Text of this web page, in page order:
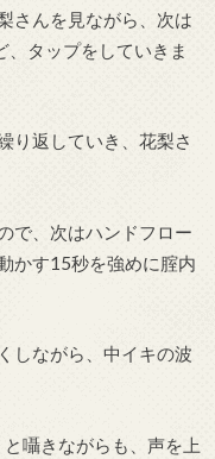
さんを見ながら、次は
、タップをしていきま
り返していき、花梨さ
で、次はハンドフロー
かす15秒を強めに腟内
しながら、中イキの波
囁きながらも、声を上